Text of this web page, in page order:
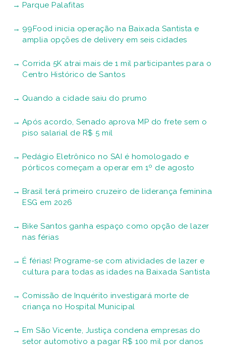
Parque Palafitas
99Food inicia operação na Baixada Santista e
amplia opções de delivery em seis cidades
Corrida 5K atrai mais de 1 mil participantes para o
Centro Histórico de Santos
Quando a cidade saiu do prumo
Após acordo, Senado aprova MP do frete sem o
piso salarial de R$ 5 mil
Pedágio Eletrônico no SAI é homologado e
pórticos começam a operar em 1º de agosto
Brasil terá primeiro cruzeiro de liderança feminina
ESG em 2026
Bike Santos ganha espaço como opção de lazer
nas férias
É férias! Programe-se com atividades de lazer e
cultura para todas as idades na Baixada Santista
Comissão de Inquérito investigará morte de
criança no Hospital Municipal
Em São Vicente, Justiça condena empresas do
setor automotivo a pagar R$ 100 mil por danos